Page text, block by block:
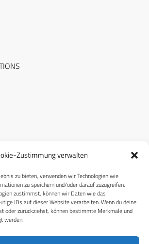
Zustimmung verwalten
zu bieten, verwenden wir Technologien wie
zu speichern und/oder darauf zuzugreifen.
zustimmst, können wir Daten wie das
IDs auf dieser Website verarbeiten. Wenn du deine
oder zurückziehst, können bestimmte Merkmale und
werden.
(EU)